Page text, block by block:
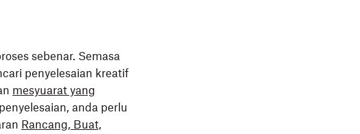
sebenar. Semasa
penyelesaian kreatif
mesyuarat yang
anda perlu
Rancang, Buat,